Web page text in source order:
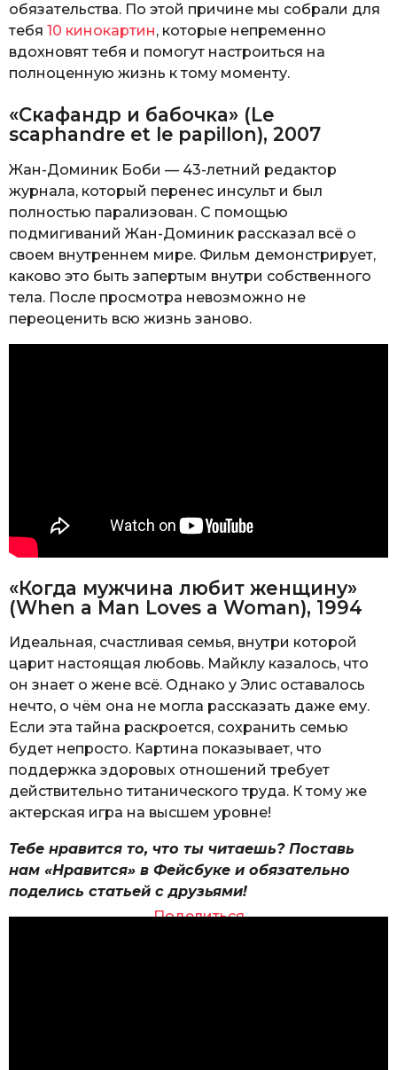
обязательства. По этой причине мы собрали для
тебя 10 кинокартин, которые непременно
вдохновят тебя и помогут настроиться на
полноценную жизнь к тому моменту.
«Скафандр и бабочка» (Le
scaphandre et le papillon), 2007
Жан-Доминик Боби — 43-летний редактор
журнала, который перенес инсульт и был
полностью парализован. С помощью
подмигиваний Жан-Доминик рассказал всё о
своем внутреннем мире. Фильм демонстрирует,
каково это быть запертым внутри собственного
тела. После просмотра невозможно не
переоценить всю жизнь заново.
«Когда мужчина любит женщину»
(When a Man Loves a Woman), 1994
Идеальная, счастливая семья, внутри которой
царит настоящая любовь. Майклу казалось, что
он знает о жене всё. Однако у Элис оставалось
нечто, о чём она не могла рассказать даже ему.
Если эта тайна раскроется, сохранить семью
будет непросто. Картина показывает, что
поддержка здоровых отношений требует
действительно титанического труда. К тому же
актерская игра на высшем уровне!
Тебе нравится то, что ты читаешь? Поставь
нам «Нравится» в Фейсбуке и обязательно
поделись статьей с друзьями!
Поделиться